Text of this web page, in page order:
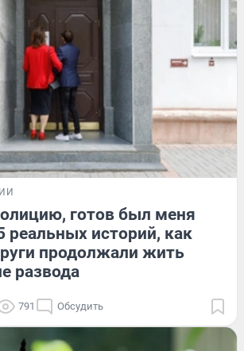
готов был меня
реальных историй, как
продолжали жить
развода
791 Обсудить